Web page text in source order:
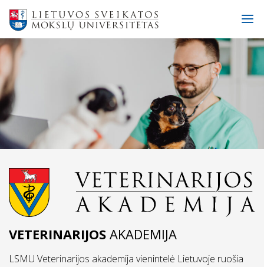
VETERINARIJOS AKADEMIJA
LSMU Veterinarijos akademija vienintelė Lietuvoje ruošia